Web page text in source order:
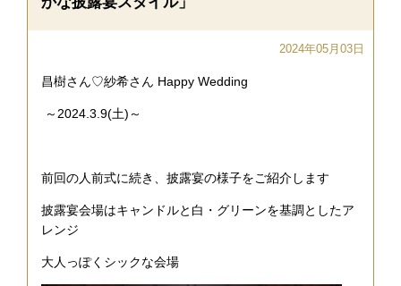
2024年05月03日
昌樹さん♡紗希さん Happy Wedding
～2024.3.9(土)～
前回の人前式に続き、披露宴の様子をご紹介します
披露宴会場はキャンドルと白・グリーンを基調としたア
レンジ
大人っぽくシックな会場